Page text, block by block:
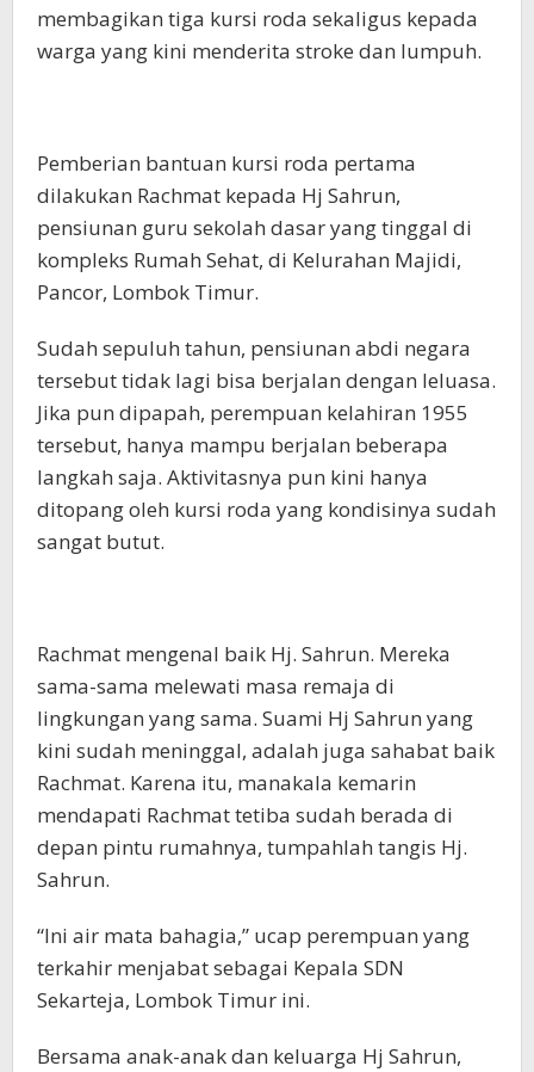
membagikan tiga kursi roda sekaligus kepada
warga yang kini menderita stroke dan lumpuh.
Pemberian bantuan kursi roda pertama
dilakukan Rachmat kepada Hj Sahrun,
pensiunan guru sekolah dasar yang tinggal di
kompleks Rumah Sehat, di Kelurahan Majidi,
Pancor, Lombok Timur.
Sudah sepuluh tahun, pensiunan abdi negara
tersebut tidak lagi bisa berjalan dengan leluasa.
Jika pun dipapah, perempuan kelahiran 1955
tersebut, hanya mampu berjalan beberapa
langkah saja. Aktivitasnya pun kini hanya
ditopang oleh kursi roda yang kondisinya sudah
sangat butut.
Rachmat mengenal baik Hj. Sahrun. Mereka
sama-sama melewati masa remaja di
lingkungan yang sama. Suami Hj Sahrun yang
kini sudah meninggal, adalah juga sahabat baik
Rachmat. Karena itu, manakala kemarin
mendapati Rachmat tetiba sudah berada di
depan pintu rumahnya, tumpahlah tangis Hj.
Sahrun.
“Ini air mata bahagia,” ucap perempuan yang
terkahir menjabat sebagai Kepala SDN
Sekarteja, Lombok Timur ini.
Bersama anak-anak dan keluarga Hj Sahrun,